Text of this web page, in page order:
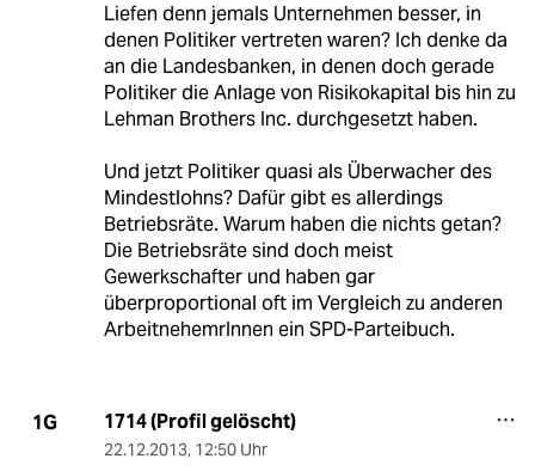
Liefen denn jemals Unternehmen besser, in
denen Politiker vertreten waren? Ich denke da
an die Landesbanken, in denen doch gerade
Politiker die Anlage von Risikokapital bis hin zu
Lehman Brothers Inc. durchgesetzt haben.
Und jetzt Politiker quasi als Überwacher des
Mindestlohns? Dafür gibt es allerdings
Betriebsräte. Warum haben die nichts getan?
Die Betriebsräte sind doch meist
Gewerkschafter und haben gar
überproportional oft im Vergleich zu anderen
ArbeitnehemrInnen ein SPD-Parteibuch.
1G 1714 (Profil gelöscht)
22.12.2013, 12:50 Uhr